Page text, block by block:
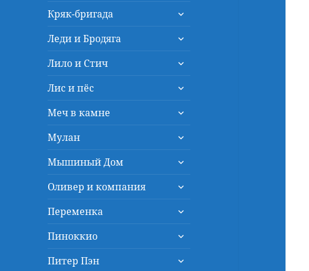
меню
Кряк-бригада
раскрыть
меню
Леди и Бродяга
раскрыть
меню
Лило и Стич
раскрыть
меню
Лис и пёс
раскрыть
меню
Меч в камне
раскрыть
меню
Мулан
раскрыть
меню
Мышиный Дом
раскрыть
меню
Оливер и компания
раскрыть
меню
Переменка
раскрыть
меню
Пиноккио
раскрыть
меню
Питер Пэн
раскрыть